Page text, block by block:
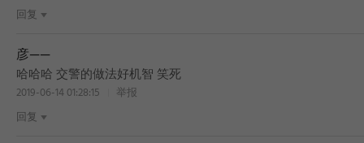
BEST
回复
彦——
哈哈哈 交警的做法好机智 笑死
2019-06-14 01:28:15
举报
回复